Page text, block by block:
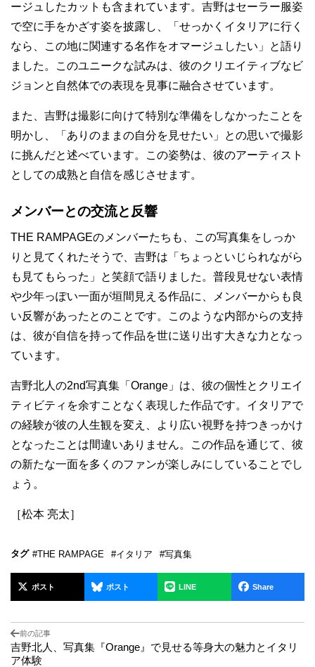
ージュしたカットも含まれています。吉野はセーラー服姿
で空に手をかざす姿を披露し、「せっかくイタリアに行く
なら、この地に関連する名作をオマージュしたい」と語り
ました。このユニークな試みは、彼のクリエイティブなビ
ジョンと自然体での表現を見事に融合させています。
また、吉野は撮影に向けて特別な準備をしなかったことを
明かし、「ありのままの自分を見せたい」との思いで撮影
に挑んだと述べています。この姿勢は、彼のアーティスト
としての成熟と自信を感じさせます。
メンバーとの交流と反響
THE RAMPAGEのメンバーたちも、この写真集をしっか
りと見てくれたそうで、吉野は「ちょっといじられながら
も見てもらった」と笑顔で語りました。普段見せない表情
や少年っぽい一面が垣間見える作品に、メンバーからも良
い反響があったとのことです。このような内部からの支持
は、彼が自信を持って作品を世に送り出す大きな力となっ
ています。
吉野北人の2nd写真集「Orange」は、彼の個性とクリエイ
ティビティを余すことなく表現した作品です。イタリアで
の経験が彼の人生観を変え、より広い視野を持つきっかけ
となったことは間違いありません。この作品を通じて、彼
の新たな一面を多くのファンが楽しみにしていることでし
ょう。
［松本 亮太］
タグ #THE RAMPAGE #イタリア #写真集
ポスト ポスト LINE Share
前の記事
吉野北人、写真集『Orange』で見せる等身大の魅力とイタリ
ア体験